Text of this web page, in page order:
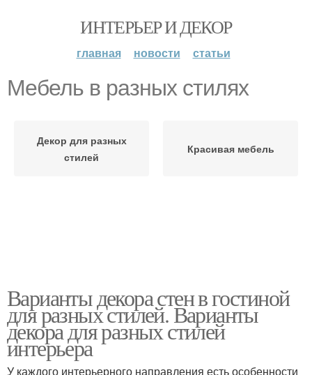
ИНТЕРЬЕР И ДЕКОР
главная новости статьи
Мебель в разных стилях
Декор для разных
стилей
Красивая мебель
Варианты декора стен в гостиной
для разных стилей. Варианты
декора для разных стилей
интерьера
У каждого интерьерного направления есть особенности